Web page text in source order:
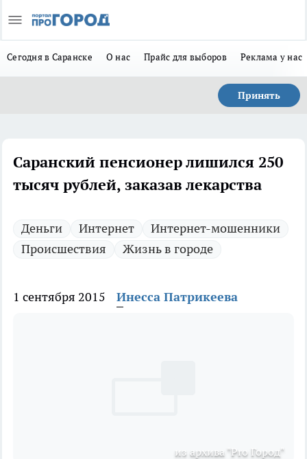
Сегодня в Саранске О нас Прайс для выборов Реклама у нас
Принять
Саранский пенсионер лишился 250
тысяч рублей, заказав лекарства
Деньги Интернет
Интернет-мошенники
Происшествия
Жизнь в городе
1 сентября 2015 Инесса Патрикеева
из архива "Pro Город"